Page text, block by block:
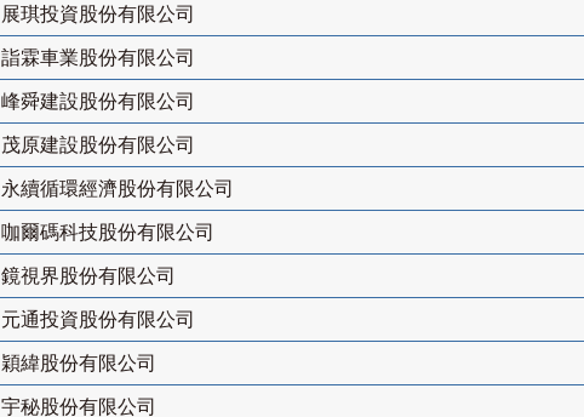
展琪投資股份有限公司
詣霖車業股份有限公司
峰舜建設股份有限公司
茂原建設股份有限公司
永續循環經濟股份有限公司
咖爾碼科技股份有限公司
鏡視界股份有限公司
元通投資股份有限公司
穎緯股份有限公司
宇秘股份有限公司